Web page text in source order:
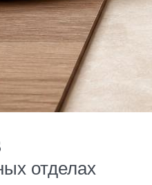
отделах